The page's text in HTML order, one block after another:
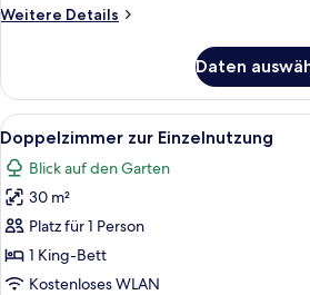
Weitere Details
Weitere
Zimmer,
Meerblick
Daten
Alle
Fotos
für
Doppelzimmer
zur
Einzelnutzung
anzeigen
Ein
5
Doppelzimmer zur Einzelnutzung
Blick auf den Garten
30 m²
Platz für 1 Person
1 King-Bett
Kostenloses WLAN